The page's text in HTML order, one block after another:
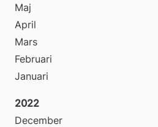
Maj
April
Mars
Februari
Januari
2022
December